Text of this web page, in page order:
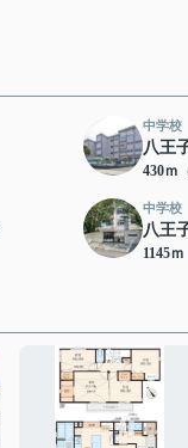
中学校
八王
430ｍ
中学校
八王
1145ｍ